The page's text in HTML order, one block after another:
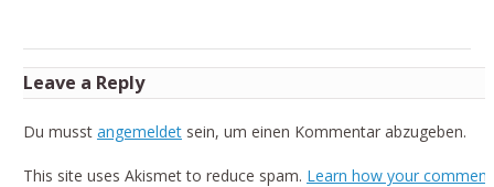
Leave a Reply
Du musst angemeldetsein, um einen Kommentar abzugeben.
This site uses Akismet to reduce spam. Learn how your comment